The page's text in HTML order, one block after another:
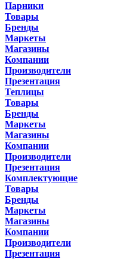
Парники
Товары
Бренды
Маркеты
Магазины
Компании
Производители
Презентация
Теплицы
Товары
Бренды
Маркеты
Магазины
Компании
Производители
Презентация
Комплектующие
Товары
Бренды
Маркеты
Магазины
Компании
Производители
Презентация